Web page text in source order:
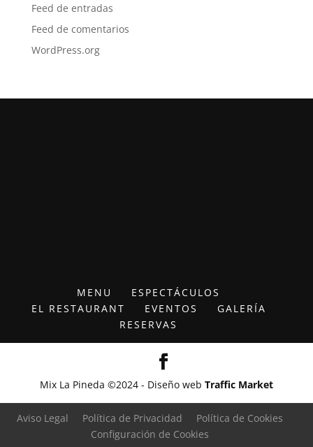
Feed de entradas
Feed de comentarios
WordPress.org
MENU
ESPECTÁCULOS
EL RESTAURANT
EVENTOS
GALERÍA
RESERVAS
Mix La Pineda ©2024 - Diseño web Traffic Market
Aviso Legal Política de Privacidad
Política de Cookies
Configuración de Cookies